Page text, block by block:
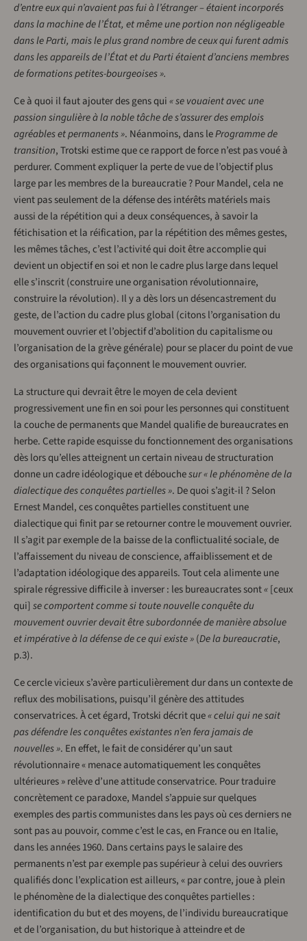
d’entre eux qui n’avaient pas fui à l’étranger – étaient incorporés
dans la machine de l’État, et même une portion non négligeable
dans le Parti, mais le plus grand nombre de ceux qui furent admis
dans les appareils de l’État et du Parti étaient d’anciens membres
de formations petites-bourgeoises ».
Ce à quoi il faut ajouter des gens qui« se vouaient avec une
passion singulière à la noble tâche de s’assurer des emplois
agréables et permanents ». Néanmoins, dans leProgramme de
transition, Trotski estime que ce rapport de force n’est pas voué à
perdurer. Comment expliquer la perte de vue de l’objectif plus
large par les membres de la bureaucratie ? Pour Mandel, cela ne
vient pas seulement de la défense des intérêts matériels mais
aussi de la répétition qui a deux conséquences, à savoir la
fétichisation et la réification, par la répétition des mêmes gestes,
les mêmes tâches, c’est l’activité qui doit être accomplie qui
devient un objectif en soi et non le cadre plus large dans lequel
elle s’inscrit (construire une organisation révolutionnaire,
construire la révolution). Il y a dès lors un désencastrement du
geste, de l’action du cadre plus global (citons l’organisation du
mouvement ouvrier et l’objectif d’abolition du capitalisme ou
l’organisation de la grève générale) pour se placer du point de vue
des organisations qui façonnent le mouvement ouvrier.
La structure qui devrait être le moyen de cela devient
progressivement une fin en soi pour les personnes qui constituent
la couche de permanents que Mandel qualifie de bureaucrates en
herbe. Cette rapide esquisse du fonctionnement des organisations
dès lors qu’elles atteignent un certain niveau de structuration
donne un cadre idéologique et débouchesur « le phénomène de la
dialectique des conquêtes partielles ». De quoi s’agit-il ? Selon
Ernest Mandel, ces conquêtes partielles constituent une
dialectique qui finit par se retourner contre le mouvement ouvrier.
Il s’agit par exemple de la baisse de la conflictualité sociale, de
l’affaissement du niveau de conscience, affaiblissement et de
l’adaptation idéologique des appareils. Tout cela alimente une
spirale régressive difficile à inverser : les bureaucrates sont«[ceux
qui] se comportent comme si toute nouvelle conquête du
mouvement ouvrier devait être subordonnée de manière absolue
et impérative à la défense de ce qui existe »(De la bureaucratie,
p.3).
Ce cercle vicieux s’avère particulièrement dur dans un contexte de
reflux des mobilisations, puisqu’il génère des attitudes
conservatrices. À cet égard, Trotski décrit que« celui qui ne sait
pas défendre les conquêtes existantes n’en fera jamais de
nouvelles ». En effet, le fait de considérer qu’un saut
révolutionnaire « menace automatiquement les conquêtes
ultérieures » relève d’une attitude conservatrice. Pour traduire
concrètement ce paradoxe, Mandel s’appuie sur quelques
exemples des partis communistes dans les pays où ces derniers ne
sont pas au pouvoir, comme c’est le cas, en France ou en Italie,
dans les années 1960. Dans certains pays le salaire des
permanents n’est par exemple pas supérieur à celui des ouvriers
qualifiés donc l’explication est ailleurs, « par contre, joue à plein
le phénomène de la dialectique des conquêtes partielles :
identification du but et des moyens, de l’individu bureaucratique
et de l’organisation, du but historique à atteindre et de